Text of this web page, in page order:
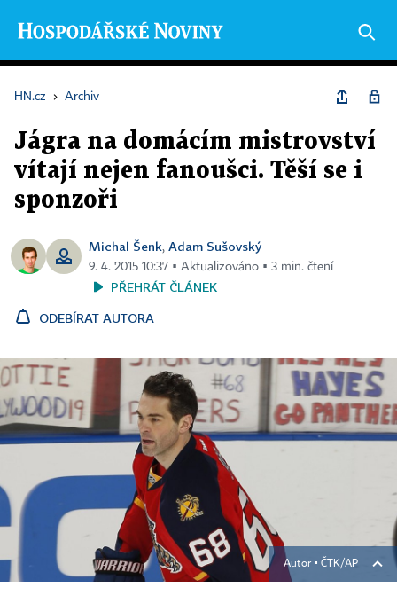
HN.cz › Archiv
Jágra na domácím mistrovství
vítají nejen fanoušci. Těší se i
sponzoři
Michal Šenk, Adam Sušovský
9. 4. 2015 10:37 ▪ Aktualizováno ▪ 3 min. čtení
PŘEHRÁT ČLÁNEK
ODEBÍRAT AUTORA
Autor ▪ ČTK/AP